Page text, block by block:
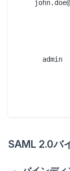
      admin
SAML 2.0バ